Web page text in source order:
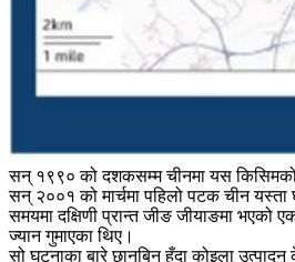
सन् १९९० को दशकसम्म चीनमा यस
सन् २००१ को मार्चमा पहिलो पटक चीन
समयमा दक्षिणी प्रान्त जीङ जीयाङमा भएको
ज्यान गुमाएका थिए।
सो घटनाका बारे छानबिन हुँदा कोइला उत्पादन